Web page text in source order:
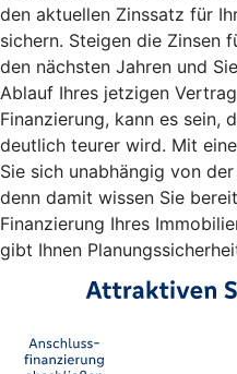
den aktuellen Zinssatz für
sichern. Steigen die Zinsen
den nächsten Jahren und
Ablauf Ihres jetzigen
Finanzierung, kann es sein,
deutlich teurer wird. Mit
Sie sich unabhängig von
denn damit wissen Sie
Finanzierung Ihres
gibt Ihnen